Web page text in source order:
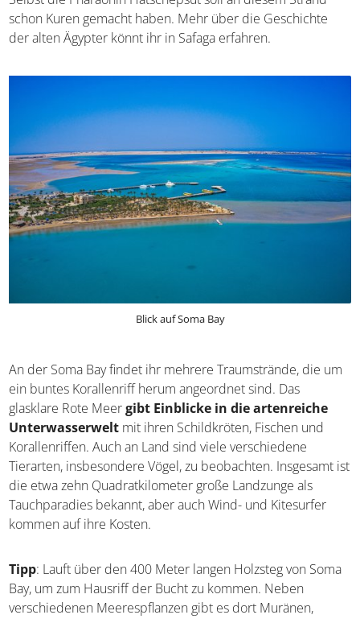
Der teilweise schwarze Sand an der Soma Bay ist
ungewöhnlich für das Land, aber umso fotogener. Er wird
in ihm viele wohltuende Salze und Minerale enthalten
Strand schon Kuren gemacht haben. Mehr über die
Geschichte der alten Ägypter könnt ihr in Safaga erfahren.
Blick auf Soma Bay
An der Soma Bay findet ihr mehrere Traumstrände, die
um ein buntes Korallenriff herum angeordnet sind. Das
glasklare Rote Meergibt Einblicke in die artenreiche
Unterwasserweltmit ihren Schildkröten, Fischen und
ist die etwa zehn Quadratkilometer große Landzunge als
Tauchparadies bekannt, aber auch Wind- und Kitesurfer
kommen auf ihre Kosten.